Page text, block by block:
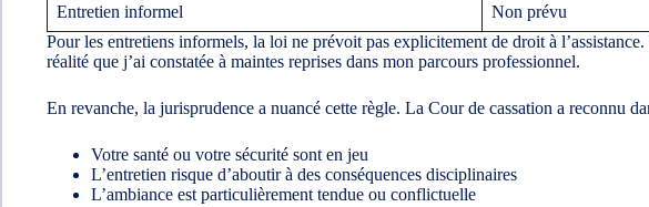
Entretien informel Non prévu
Pour les entretiens informels, la loi ne prévoit pas explicitement de droit à
réalité que j’ai constatée à maintes reprises dans mon parcours professionnel.
En revanche, la jurisprudence a nuancé cette règle. La Cour de cassation a reconnu
Votre santé ou votre sécurité sont en jeu
L’entretien risque d’aboutir à des conséquences disciplinaires
L’ambiance est particulièrement tendue ou conflictuelle